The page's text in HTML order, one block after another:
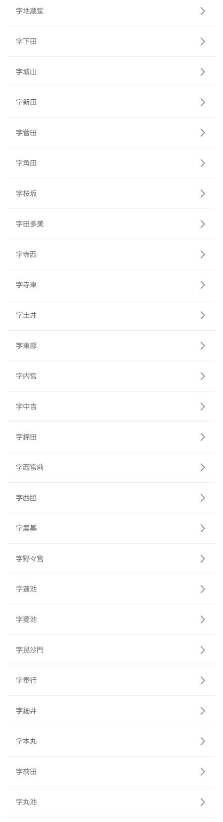
字地蔵堂
字下田
字城山
字新田
字菅田
字角田
字桜坂
字田多美
字寺西
字寺東
字土井
字東部
字内宮
字中吉
字錦田
字西宮前
字西脇
字農基
字野々宮
字蓮池
字菱池
字昆沙門
字奉行
字細井
字本丸
字前田
字丸池